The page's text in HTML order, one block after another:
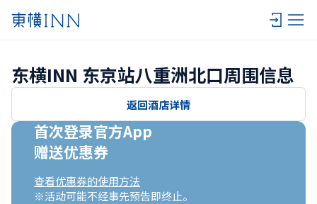
东横INN 东京站八重洲北口周围信息
返回酒店详情
首次登录官方App
赠送优惠券
查看优惠券的使用方法
※活动可能不经事先预告即终止。